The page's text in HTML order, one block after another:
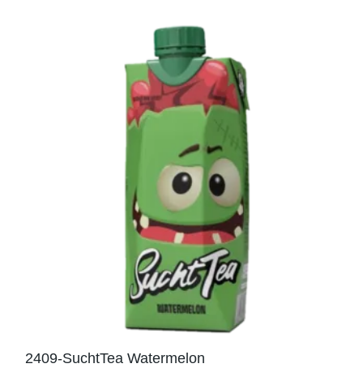
2409-SuchtTea Watermelon